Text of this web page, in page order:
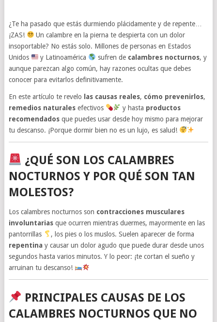
¿Te ha pasado que estás durmiendo plácidamente y de repente…
¡ZAS!
Un calambre en la pierna te despierta con un dolor
insoportable? No estás solo. Millones de personas en Estados
Unidos
y Latinoamérica sufren de calambres nocturnos, y
aunque parezcan algo común, hay razones ocultas que debes
conocer para evitarlos definitivamente.
En este artículo te revelo las causas reales, cómo prevenirlos,
remedios naturalesefectivos y hasta productos
recomendadosque puedes usar desde hoy mismo para mejorar
tu descanso. ¡Porque dormir bien no es un lujo, es salud!
¿QUÉ SON LOS CALAMBRES
NOCTURNOS Y POR QUÉ SON TAN
MOLESTOS?
Los calambres nocturnos son contracciones musculares
involuntariasque ocurren mientras duermes, mayormente en las
pantorrillas
, los pies o los muslos. Suelen aparecer de forma
repentina y causar un dolor agudo que puede durar desde unos
segundos hasta varios minutos. Y lo peor: ¡te cortan el sueño y
arruinan tu descanso!
PRINCIPALES CAUSAS DE LOS
CALAMBRES NOCTURNOS QUE NO